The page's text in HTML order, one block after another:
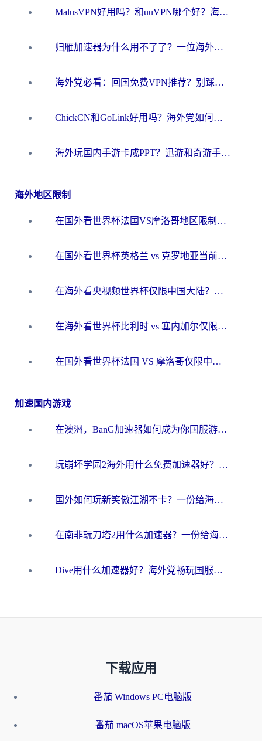
MalusVPN好用吗？和uuVPN哪个好？海外党无缝访问国内资源的真实对比与选择指南
归雁加速器为什么用不了了？一位海外游子的真实困惑与技术解答
海外党必看：回国免费VPN推荐？别踩坑！教你选对加速器无缝刷国内资源
ChickCN和GoLink好用吗？海外党如何选对回国加速器
海外玩国内手游卡成PPT？迅游和奇游手游哪个好？一篇讲透回国加速器怎么选
海外地区限制
在国外看世界杯法国VS摩洛哥地区限制？这篇指南让你流畅看中文解说无压力
在国外看世界杯英格兰 vs 克罗地亚当前地区不可播放？这篇指南帮你搞定所有海外观赛难题
在海外看央视频世界杯仅限中国大陆？这篇指南帮你解锁中文解说+无卡顿直播
在海外看世界杯比利时 vs 塞内加尔仅限中国大陆？我找到了最流畅的中文解说之路
在国外看世界杯法国 VS 摩洛哥仅限中国大陆？海外党这样看中文解说赛事不卡顿
加速国内游戏
在澳洲，BanG加速器如何成为你国服游戏的“时光机”？
玩崩坏学园2海外用什么免费加速器好？2026海外党亲测国服游戏加速指南
国外如何玩新笑傲江湖不卡？一份给海外游子的终极网络指南
在南非玩刀塔2用什么加速器？一份给海外游子的终极生存指南
Dive用什么加速器好？海外党畅玩国服游戏的终极避坑指南
下载应用
番茄 Windows PC电脑版
番茄 macOS苹果电脑版